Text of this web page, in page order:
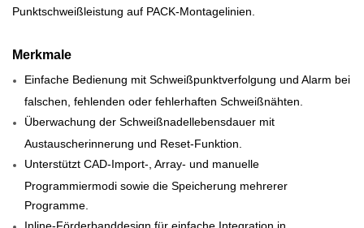
Punktschweißleistung auf PACK-Montagelinien.
Merkmale
Einfache Bedienung mit Schweißpunktverfolgung und Alarm bei
falschen, fehlenden oder fehlerhaften Schweißnähten.
Überwachung der Schweißnadellebensdauer mit
Austauscherinnerung und Reset-Funktion.
Unterstützt CAD-Import-, Array- und manuelle
Programmiermodi sowie die Speicherung mehrerer
Programme.
Inline-Förderbanddesign für einfache Integration in